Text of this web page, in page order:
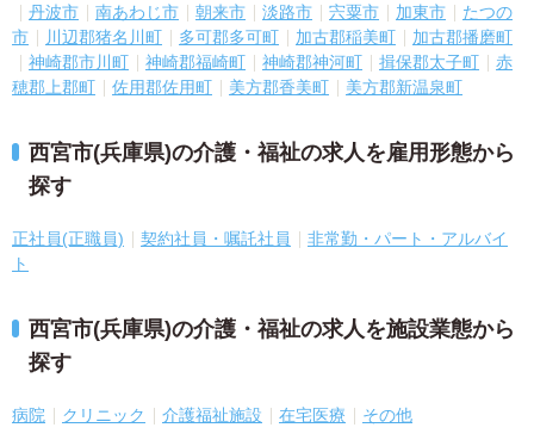
丹波市
南あわじ市 朝来市 淡路市 宍粟市 加東市
たつの
市
川辺郡猪名川町 多可郡多可町 加古郡稲美町
加古郡播磨町
神崎郡市川町
神崎郡福崎町 神崎郡神河町 揖保郡太子町
赤
穂郡上郡町
佐用郡佐用町 美方郡香美町 美方郡新温泉町
西宮市(兵庫県)の介護・福祉の求人を雇用形態から
探す
正社員(正職員) 契約社員・嘱託社員
非常勤・パート・アルバイ
ト
西宮市(兵庫県)の介護・福祉の求人を施設業態から
探す
病院 クリニック 介護福祉施設 在宅医療 その他